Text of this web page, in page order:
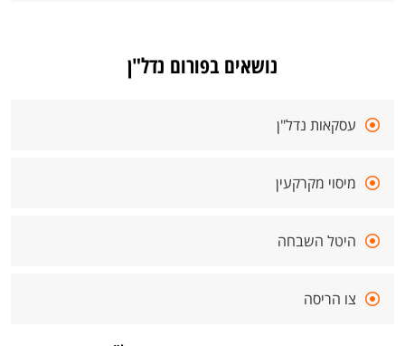
נושאים בפורום נדל"ן
עסקאות נדל"ן
מיסוי מקרקעין
היטל השבחה
צו הריסה